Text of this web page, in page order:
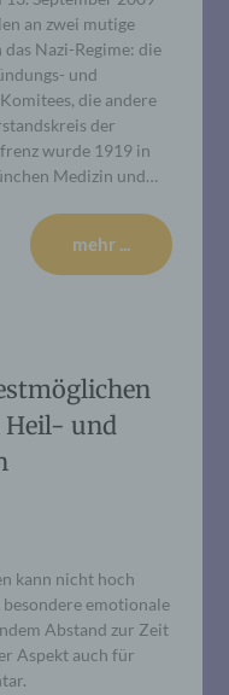
an zwei mutige
Nazi-Regime: die
und
die andere
der
wurde 1919 in
Medizin und…
mehr ...
Heil- und
kann nicht hoch
besondere emotionale
Abstand zur Zeit
Aspekt auch für